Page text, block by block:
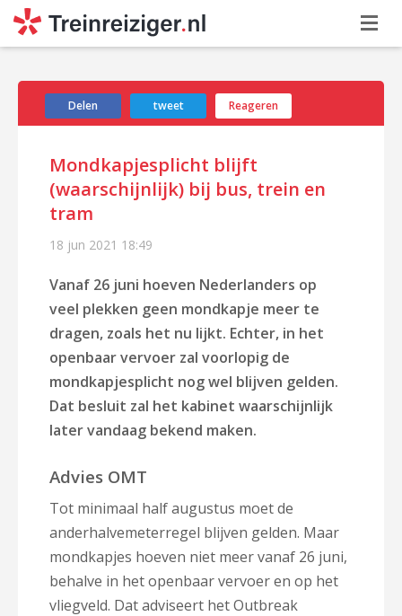
Delen tweet Reageren
Mondkapjesplicht blijft
(waarschijnlijk) bij bus, trein en
tram
18 jun 2021 18:49
Vanaf 26 juni hoeven Nederlanders op
veel plekken geen mondkapje meer te
dragen, zoals het nu lijkt. Echter, in het
openbaar vervoer zal voorlopig de
mondkapjesplicht nog wel blijven gelden.
Dat besluit zal het kabinet waarschijnlijk
later vandaag bekend maken.
Advies OMT
Tot minimaal half augustus moet de
anderhalvemeterregel blijven gelden. Maar
mondkapjes hoeven niet meer vanaf 26 juni,
behalve in het openbaar vervoer en op het
vliegveld. Dat adviseert het Outbreak